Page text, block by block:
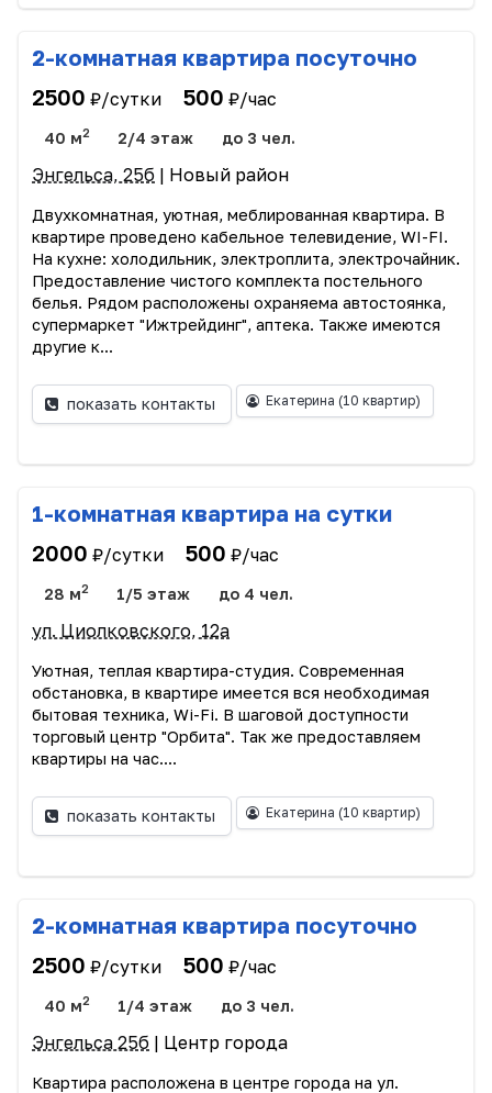
2-комнатная квартира посуточно
2500 ₽/сутки 500 ₽/час
40 м2 2/4 этаж до 3 чел.
Энгельса, 25б | Новый район
Двухкомнатная, уютная, меблированная квартира. В
квартире проведено кабельное телевидение, WI-FI.
На кухне: холодильник, электроплита, электрочайник.
Предоставление чистого комплекта постельного
белья. Рядом расположены охраняема автостоянка,
супермаркет "Ижтрейдинг", аптека. Также имеются
другие к...
показать контакты Екатерина (10 квартир)
1-комнатная квартира на сутки
2000 ₽/сутки 500 ₽/час
28 м2 1/5 этаж до 4 чел.
ул. Циолковского, 12а
Уютная, теплая квартира-студия. Современная
обстановка, в квартире имеется вся необходимая
бытовая техника, Wi-Fi. В шаговой доступности
торговый центр "Орбита". Так же предоставляем
квартиры на час....
показать контакты Екатерина (10 квартир)
2-комнатная квартира посуточно
2500 ₽/сутки 500 ₽/час
40 м2 1/4 этаж до 3 чел.
Энгельса 25б | Центр города
Квартира расположена в центре города на ул.